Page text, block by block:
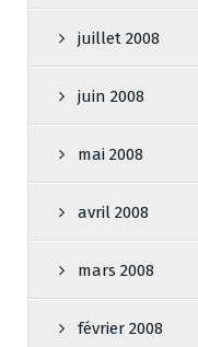
juillet 2008
juin 2008
mai 2008
avril 2008
mars 2008
février 2008